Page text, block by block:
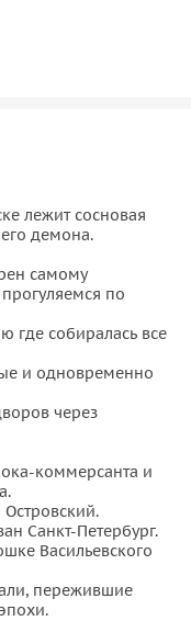
вы заново
лежит сосновая
демона.
самому
по
где собиралась все
и одновременно
через
коммерсанта и
Санкт-Петербург.
Васильевского
пережившие